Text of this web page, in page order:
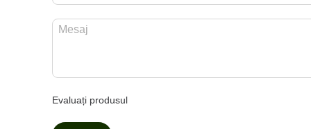
Evaluați produsul